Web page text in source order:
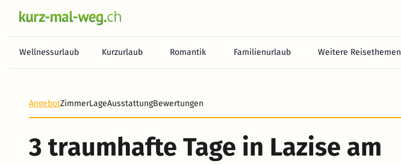
Wellnessurlaub Kurzurlaub Romantik Familienurlaub Weitere Reisethemen
AngebotZimmerLageAusstattungBewertungen
3 traumhafte Tage in Lazise am